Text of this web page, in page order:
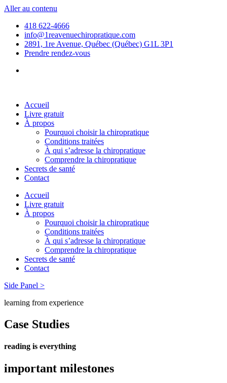
Aller au contenu
418 622-4666
info@1reavenuechiropratique.com
2891, 1re Avenue, Québec (Québec) G1L 3P1
Prendre rendez-vous
Accueil
Livre gratuit
À propos
Pourquoi choisir la chiropratique
Conditions traitées
À qui s’adresse la chiropratique
Comprendre la chiropratique
Secrets de santé
Contact
Accueil
Livre gratuit
À propos
Pourquoi choisir la chiropratique
Conditions traitées
À qui s’adresse la chiropratique
Comprendre la chiropratique
Secrets de santé
Contact
Side Panel >
learning from experience
Case Studies
reading is everything
important milestones